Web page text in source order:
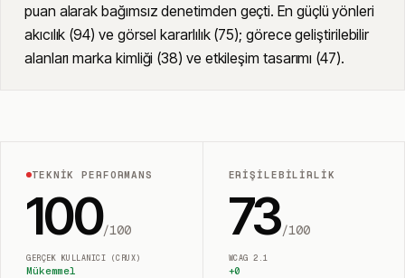
puan alarak bağımsız denetimden geçti. En güçlü yönleri
akıcılık (94) ve görsel kararlılık (75); görece geliştirilebilir
alanları marka kimliği (38) ve etkileşim tasarımı (47).
TEKNIK PERFORMANS
100/100
GERÇEK KULLANICI (CRUX)
Mükemmel
ERIŞILEBILIRLIK
73/100
WCAG 2.1
+0